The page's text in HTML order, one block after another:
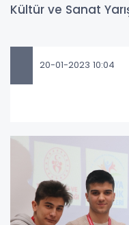
Kültür ve Sanat
20-01-2023 10:04